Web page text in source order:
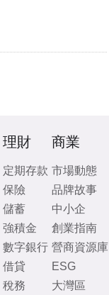
理財
定期存款
保險
儲蓄
強積金
數字銀行
借貸
稅務
商業
市場動態
品牌故事
中小企
創業指南
營商資源庫
ESG
大灣區